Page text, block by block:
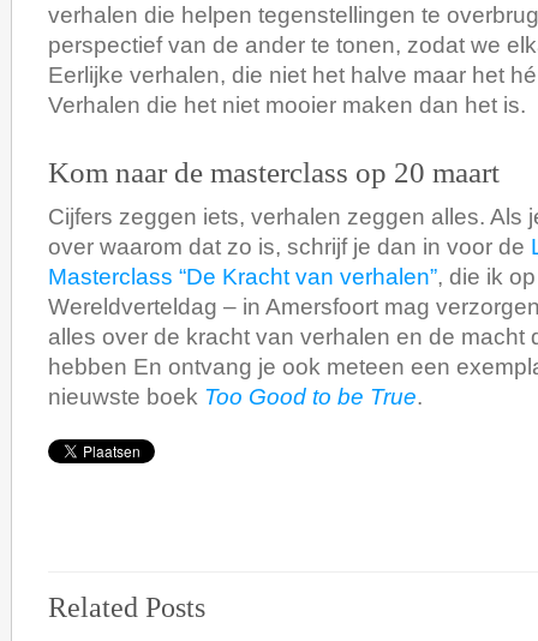
verhalen die helpen tegenstellingen te
perspectief van de ander te tonen, zodat we
Eerlijke verhalen, die niet het halve maar het
Verhalen die het niet mooier maken dan het is.
Kom naar de masterclass op 20 maart
Cijfers zeggen iets, verhalen zeggen alles. Als
over waarom dat zo is, schrijf je dan in voor de
Masterclass “De Kracht van verhalen”, die ik
Wereldverteldag – in Amersfoort mag
alles over de kracht van verhalen en de macht
hebben En ontvang je ook meteen een
nieuwste boek Too Good to be True.
Related Posts